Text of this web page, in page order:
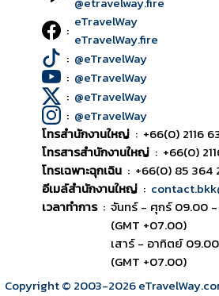
: eTravelWay
eTravelWay.fire
: @eTravelWay
: @eTravelWay
: @eTravelWay
: @eTravelWay
โทรสำนักงานใหญ่ : +66(0) 2116
โทรสารสำนักงานใหญ่ : +66(0)
โทรเฉพาะฉุกเฉิน : +66(0) 85 364
อีเมล์สำนักงานใหญ่ :
เวลาทำการ : จันทร์ - ศุกร์ 09.00 -
(GMT +07.00)
เสาร์ - อาทิตย์
(GMT +07.00)
Copyright © 2003-2026